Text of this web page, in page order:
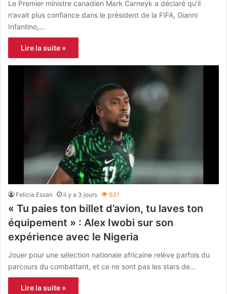
Le Premier ministre canadien Mark Carneyk a déclaré qu’il
n’avait plus confiance dans le président de la FIFA, Gianni
Infantino,…
Lire la suite »
Felicia Essan il y a 3 jours 631
« Tu paies ton billet d’avion, tu laves ton
équipement » : Alex Iwobi sur son
expérience avec le Nigeria
Jouer pour une sélection nationale africaine relève parfois du
parcours du combattant, et ce ne sont pas les stars de…
Lire la suite »